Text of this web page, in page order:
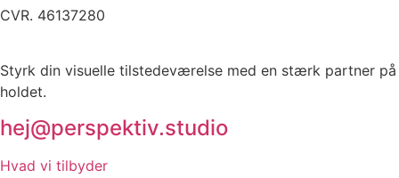
CVR. 46137280
Styrk din visuelle tilstedeværelse med en stærk partner på
holdet.
hej@perspektiv.studio
Hvad vi tilbyder